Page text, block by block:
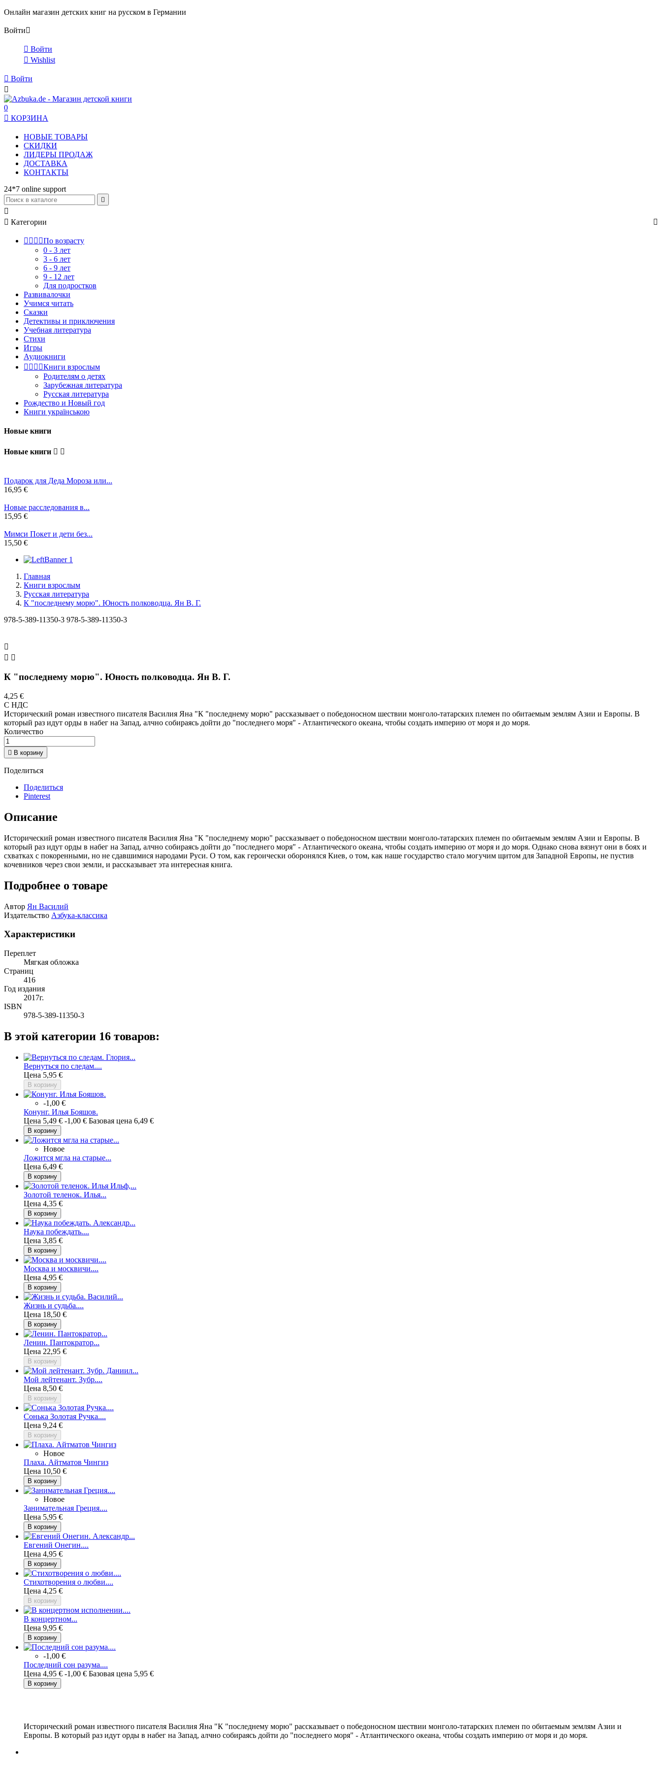
Онлайн магазин детских книг на русском в Германии
Войти
 Войти
 Wishlist
 Войти

0
 КОРЗИНА
НОВЫЕ ТОВАРЫ
СКИДКИ
ЛИДЕРЫ ПРОДАЖ
ДОСТАВКА
КОНТАКТЫ
24*7 online support


 Категории 
   По возрасту
0 - 3 лет
3 - 6 лет
6 - 9 лет
9 - 12 лет
Для подростков
Развивалочки
Учимся читать
Сказки
Детективы и приключения
Учебная литература
Стихи
Игры
Аудиокниги
   Книги взрослым
Родителям о детях
Зарубежная литература
Русская литература
Рождество и Новый год
Книги українською
Новые книги
Новые книги  
Подарок для Деда Мороза или...
16,95 €
Новые расследования в...
15,95 €
Мимси Покет и дети без...
15,50 €
Главная
Книги взрослым
Русская литература
К "последнему морю". Юность полководца. Ян В. Г.
978-5-389-11350-3 978-5-389-11350-3

 
К "последнему морю". Юность полководца. Ян В. Г.
4,25 €
С НДС
Исторический роман известного писателя Василия Яна "К "последнему морю" рассказывает о победоносном шествии монголо-татарских племен по обитаемым землям Азии и Европы. В
который раз идут орды в набег на Запад, алчно собираясь дойти до "последнего моря" - Атлантического океана, чтобы создать империю от моря и до моря.
Количество
 В корзину
Поделиться
Поделиться
Pinterest
Описание
Исторический роман известного писателя Василия Яна "К "последнему морю" рассказывает о победоносном шествии монголо-татарских племен по обитаемым землям Азии и Европы. В
который раз идут орды в набег на Запад, алчно собираясь дойти до "последнего моря" - Атлантического океана, чтобы создать империю от моря и до моря. Однако снова вязнут они в боях и
схватках с покоренными, но не сдавшимися народами Руси. О том, как героически оборонялся Киев, о том, как наше государство стало могучим щитом для Западной Европы, не пустив
кочевников через свои земли, и рассказывает эта интересная книга.
Подробнее о товаре
Автор Ян Василий
Издательство Азбука-классика
Характеристики
Переплет
Мягкая обложка
Страниц
416
Год издания
2017г.
ISBN
978-5-389-11350-3
В этой категории 16 товаров:
Вернуться по следам....
Цена 5,95 €
В корзину
-1,00 €
Конунг. Илья Бояшов.
Цена 5,49 € -1,00 € Базовая цена 6,49 €
В корзину
Новое
Ложится мгла на старые...
Цена 6,49 €
В корзину
Золотой теленок. Илья...
Цена 4,35 €
В корзину
Наука побеждать....
Цена 3,85 €
В корзину
Москва и москвичи....
Цена 4,95 €
В корзину
Жизнь и судьба....
Цена 18,50 €
В корзину
Ленин. Пантократор...
Цена 22,95 €
В корзину
Мой лейтенант. Зубр....
Цена 8,50 €
В корзину
Сонька Золотая Ручка....
Цена 9,24 €
В корзину
Новое
Плаха. Айтматов Чингиз
Цена 10,50 €
В корзину
Новое
Занимательная Греция....
Цена 5,95 €
В корзину
Евгений Онегин....
Цена 4,95 €
В корзину
Стихотворения о любви....
Цена 4,25 €
В корзину
В концертном...
Цена 9,95 €
В корзину
-1,00 €
Последний сон разума....
Цена 4,95 € -1,00 € Базовая цена 5,95 €
В корзину
Исторический роман известного писателя Василия Яна "К "последнему морю" рассказывает о победоносном шествии монголо-татарских племен по обитаемым землям Азии и
Европы. В который раз идут орды в набег на Запад, алчно собираясь дойти до "последнего моря" - Атлантического океана, чтобы создать империю от моря и до моря.